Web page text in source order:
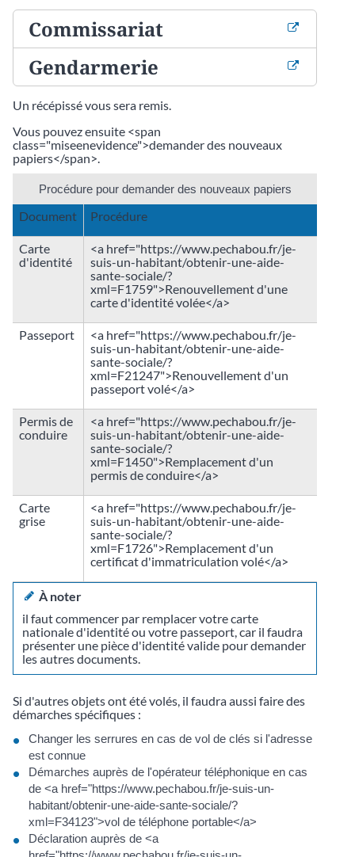
Commissariat
Gendarmerie
Un récépissé vous sera remis.
Vous pouvez ensuite <span
class="miseenevidence">demander des nouveaux
papiers</span>.
Procédure pour demander des nouveaux papiers
Document Procédure
Carte
d'identité
<a href="https://www.pechabou.fr/je-
suis-un-habitant/obtenir-une-aide-
sante-sociale/?
xml=F1759">Renouvellement d'une
carte d'identité volée</a>
Passeport
<a href="https://www.pechabou.fr/je-
suis-un-habitant/obtenir-une-aide-
sante-sociale/?
xml=F21247">Renouvellement d'un
passeport volé</a>
Permis de
conduire
<a href="https://www.pechabou.fr/je-
suis-un-habitant/obtenir-une-aide-
sante-sociale/?
xml=F1450">Remplacement d'un
permis de conduire</a>
Carte
grise
<a href="https://www.pechabou.fr/je-
suis-un-habitant/obtenir-une-aide-
sante-sociale/?
xml=F1726">Remplacement d'un
certificat d'immatriculation volé</a>
À noter
il faut commencer par remplacer votre carte
nationale d'identité ou votre passeport, car il faudra
présenter une pièce d'identité valide pour demander
les autres documents.
Si d'autres objets ont été volés, il faudra aussi faire des
démarches spécifiques :
Changer les serrures en cas de vol de clés si l'adresse
est connue
Démarches auprès de l'opérateur téléphonique en cas
de <a href="https://www.pechabou.fr/je-suis-un-
habitant/obtenir-une-aide-sante-sociale/?
xml=F34123">vol de téléphone portable</a>
Déclaration auprès de <a